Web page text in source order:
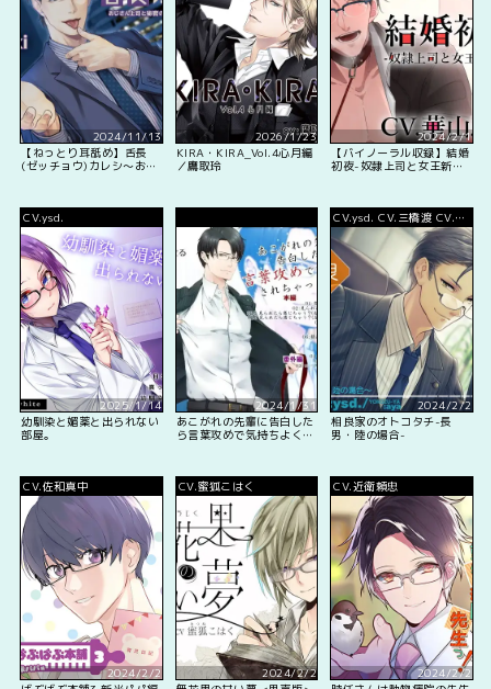
2024/11/13
【ねっとり耳舐め】舌長
(ゼッチョウ)カレシ～おじ
2026/1/23
KIRA・KIRA_Vol.4心月編
／鷹取玲
2024/2/1
【バイノーラル収録】結婚
初夜-奴隷上司と女王新社
CV.ysd.
2025/1/14
幼馴染と媚薬と出られない
部屋。
2024/1/31
あこがれの先輩に告白した
ら言葉攻めで気持ちよくさ
CV.ysd. CV.三橋渡 CV.麻
生修也
2024/2/2
相良家のオトコタチ-長
男・陸の場合-
CV.佐和真中
2024/2/2
CV.蜜狐こはく
2024/2/2
CV.近衛頼忠
2024/2/2